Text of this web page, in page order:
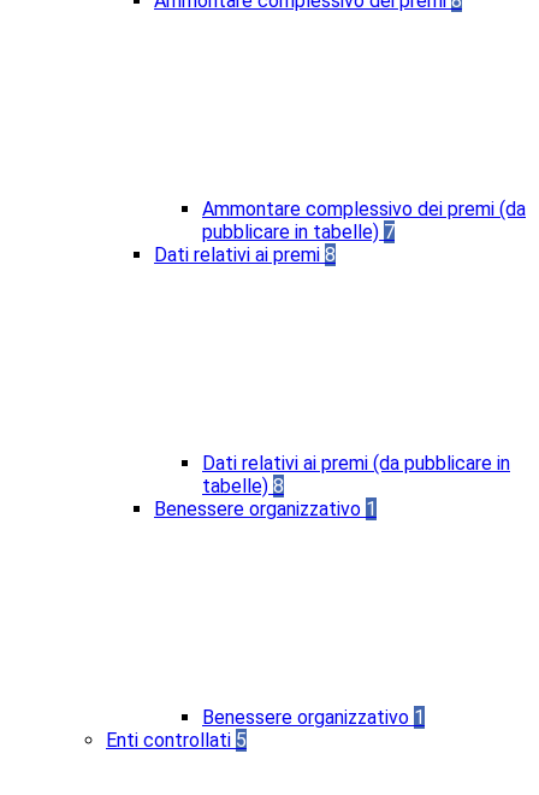
Ammontare complessivo dei premi (da
pubblicare in tabelle) 7
Dati relativi ai premi 8
Dati relativi ai premi (da pubblicare in
tabelle) 8
Benessere organizzativo 1
Benessere organizzativo 1
Enti controllati 5